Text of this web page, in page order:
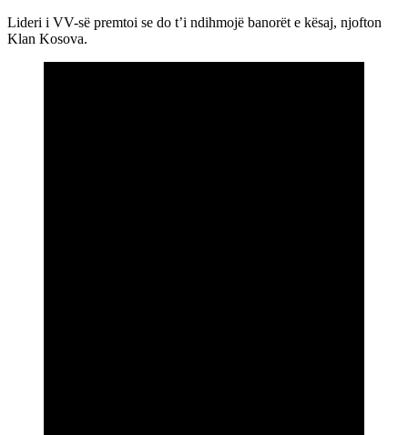
Lideri i VV-së premtoi se do t’i ndihmojë banorët e kësaj, njofton
Klan Kosova.